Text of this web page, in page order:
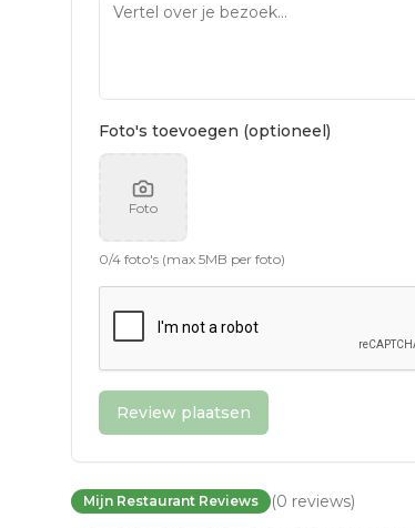
Foto's toevoegen (optioneel)
Foto
0/4 foto's (max 5MB per foto)
Review plaatsen
Mijn Restaurant Reviews (0 reviews)